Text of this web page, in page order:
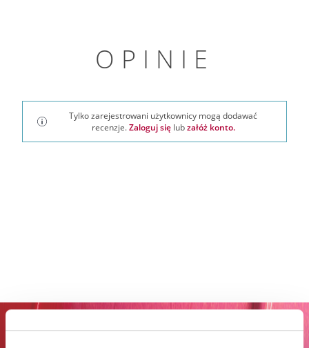
OPINIE
Tylko zarejestrowani użytkownicy mogą dodawać
recenzje.Zaloguj sięlubzałóż konto.
ZAPISZ SIĘ DO NEWSLETTERA I